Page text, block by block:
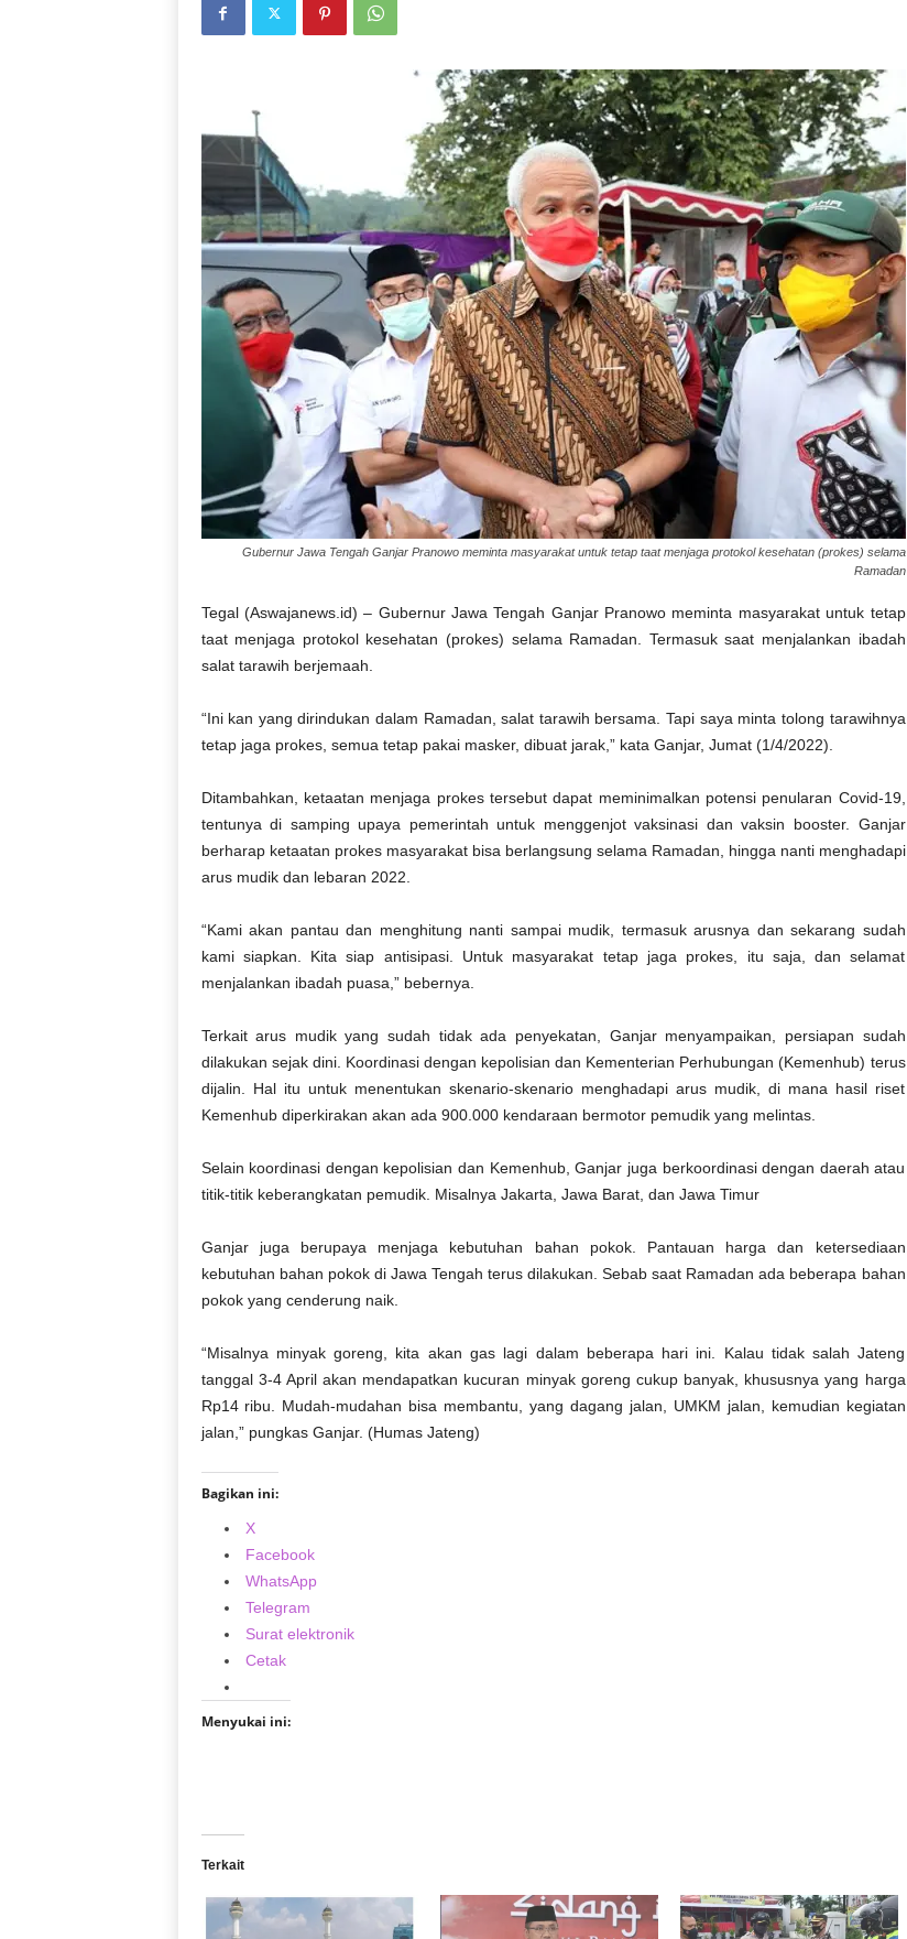
Gubernur Jawa Tengah Ganjar Pranowo meminta masyarakat untuk tetap taat menjaga protokol kesehatan (prokes) selama
Ramadan
Tegal (Aswajanews.id) – Gubernur Jawa Tengah Ganjar Pranowo meminta masyarakat untuk tetap
taat menjaga protokol kesehatan (prokes) selama Ramadan. Termasuk saat menjalankan ibadah
salat tarawih berjemaah.
“Ini kan yang dirindukan dalam Ramadan, salat tarawih bersama. Tapi saya minta tolong tarawihnya
tetap jaga prokes, semua tetap pakai masker, dibuat jarak,” kata Ganjar, Jumat (1/4/2022).
Ditambahkan, ketaatan menjaga prokes tersebut dapat meminimalkan potensi penularan Covid-19,
tentunya di samping upaya pemerintah untuk menggenjot vaksinasi dan vaksin booster. Ganjar
berharap ketaatan prokes masyarakat bisa berlangsung selama Ramadan, hingga nanti menghadapi
arus mudik dan lebaran 2022.
“Kami akan pantau dan menghitung nanti sampai mudik, termasuk arusnya dan sekarang sudah
kami siapkan. Kita siap antisipasi. Untuk masyarakat tetap jaga prokes, itu saja, dan selamat
menjalankan ibadah puasa,” bebernya.
Terkait arus mudik yang sudah tidak ada penyekatan, Ganjar menyampaikan, persiapan sudah
dilakukan sejak dini. Koordinasi dengan kepolisian dan Kementerian Perhubungan (Kemenhub) terus
dijalin. Hal itu untuk menentukan skenario-skenario menghadapi arus mudik, di mana hasil riset
Kemenhub diperkirakan akan ada 900.000 kendaraan bermotor pemudik yang melintas.
Selain koordinasi dengan kepolisian dan Kemenhub, Ganjar juga berkoordinasi dengan daerah atau
titik-titik keberangkatan pemudik. Misalnya Jakarta, Jawa Barat, dan Jawa Timur
Ganjar juga berupaya menjaga kebutuhan bahan pokok. Pantauan harga dan ketersediaan
kebutuhan bahan pokok di Jawa Tengah terus dilakukan. Sebab saat Ramadan ada beberapa bahan
pokok yang cenderung naik.
“Misalnya minyak goreng, kita akan gas lagi dalam beberapa hari ini. Kalau tidak salah Jateng
tanggal 3-4 April akan mendapatkan kucuran minyak goreng cukup banyak, khususnya yang harga
Rp14 ribu. Mudah-mudahan bisa membantu, yang dagang jalan, UMKM jalan, kemudian kegiatan
jalan,” pungkas Ganjar. (Humas Jateng)
Bagikan ini:
X
Facebook
WhatsApp
Telegram
Surat elektronik
Cetak
Menyukai ini:
Terkait